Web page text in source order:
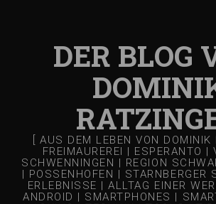
DER BLOG
[ AUS DEM LEBEN VON DOMINIK
FREIMAUREREI | ESPERANTO |
SCHWENNINGEN | REGION
| POSSENHOFEN | STARNBERGER
ERLEBNISSE | ALLTAG EINER
ANDROID | SMARTPHONES |